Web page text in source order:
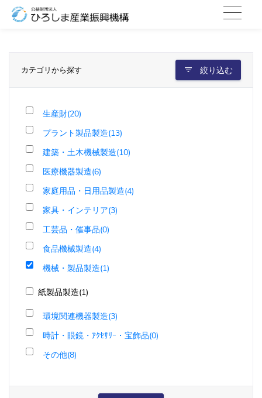
カテゴリから探す 絞り込む
生産財(20)
プラント製品製造(13)
建築・土木機械製造(10)
医療機器製造(6)
家庭用品・日用品製造(4)
家具・インテリア(3)
工芸品・催事品(0)
食品機械製造(4)
機械・製品製造(1)
紙製品製造(1)
環境関連機器製造(3)
時計・眼鏡・ｱｸｾｻﾘｰ・宝飾品(0)
その他(8)